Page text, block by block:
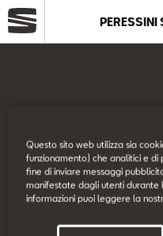
Offerte
Prova su strada
Configuratore
Questo sito web utilizza sia
funzionamento) che analitici e
fine di inviare messaggi
manifestate dagli utenti durante
informazioni puoi leggere la